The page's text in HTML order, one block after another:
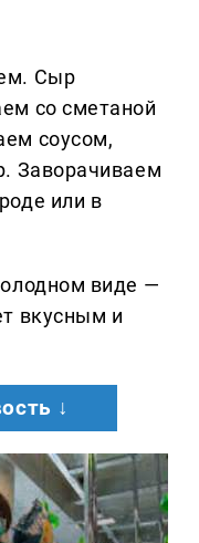
Сыр
со сметаной
соусом,
Заворачиваем
или в
виде —
вкусным и
↓